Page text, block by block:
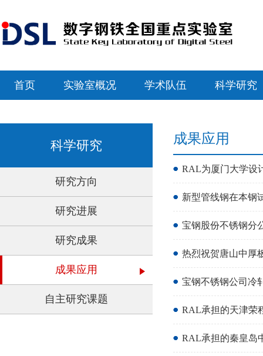
首页 实验室概况 学术队伍 科学研究
科学研究
研究方向
研究进展
研究成果
成果应用
自主研究课题
成果应用
RAL为厦门大学设
新型管线钢在本钢
宝钢股份不锈钢分
热烈祝贺唐山中厚
宝钢不锈钢公司冷
RAL承担的天津荣
RAL承担的秦皇岛